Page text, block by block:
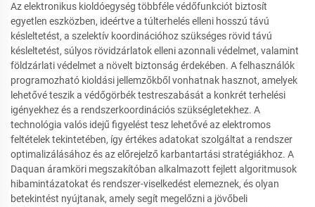
Az elektronikus kioldóegység többféle védőfunkciót biztosít
egyetlen eszközben, ideértve a túlterhelés elleni hosszú távú
késleltetést, a szelektív koordinációhoz szükséges rövid távú
késleltetést, súlyos rövidzárlatok elleni azonnali védelmet, valamint
földzárlati védelmet a növelt biztonság érdekében. A felhasználók
programozható kioldási jellemzőkből vonhatnak hasznot, amelyek
lehetővé teszik a védőgörbék testreszabását a konkrét terhelési
igényekhez és a rendszerkoordinációs szükségletekhez. A
technológia valós idejű figyelést tesz lehetővé az elektromos
feltételek tekintetében, így értékes adatokat szolgáltat a rendszer
optimalizálásához és az előrejelző karbantartási stratégiákhoz. A
Daquan áramköri megszakítóban alkalmazott fejlett algoritmusok
hibamintázatokat és rendszer-viselkedést elemeznek, és olyan
betekintést nyújtanak, amely segít megelőzni a jövőbeli